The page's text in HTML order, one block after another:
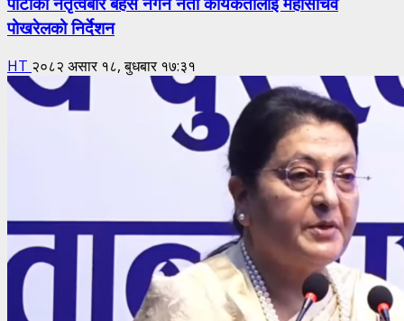
पोखरेलको निर्देशन
HT २०८२ असार १८, बुधबार १७:३१